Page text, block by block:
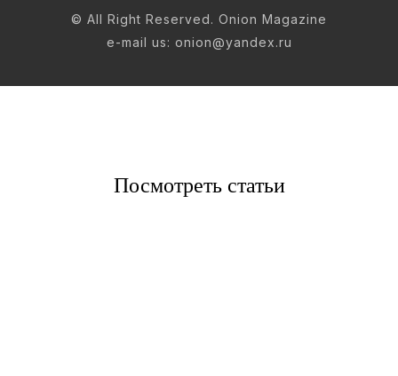
© All Right Reserved. Onion Magazine
e-mail us: onion@yandex.ru
Посмотреть статьи